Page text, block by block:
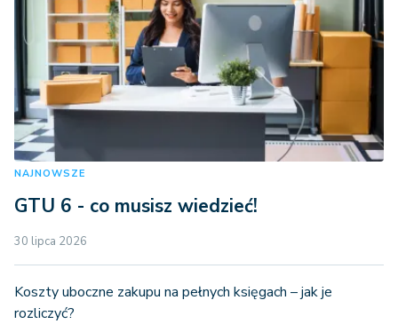
NAJNOWSZE
GTU 6 - co musisz wiedzieć!
30 lipca 2026
Koszty uboczne zakupu na pełnych księgach – jak je
rozliczyć?